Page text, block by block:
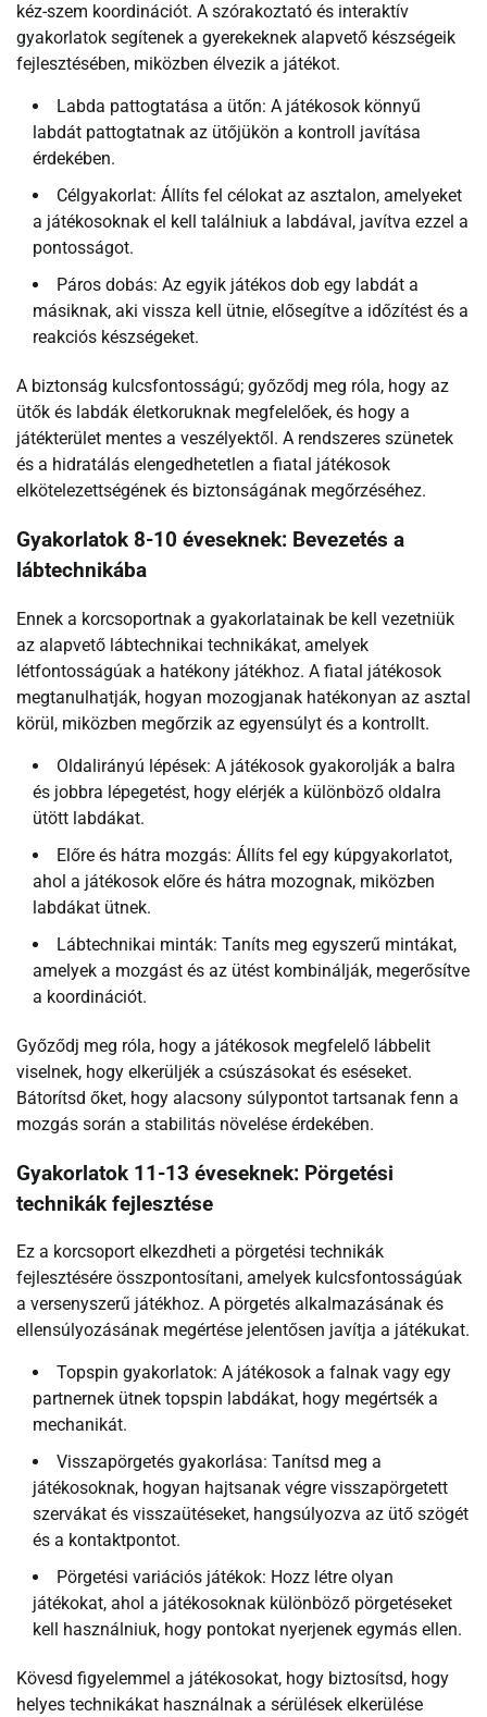
kéz-szem koordinációt. A szórakoztató és interaktív
gyakorlatok segítenek a gyerekeknek alapvető készségeik
fejlesztésében, miközben élvezik a játékot.
Labda pattogtatása a ütőn: A játékosok könnyű
labdát pattogtatnak az ütőjükön a kontroll javítása
érdekében.
Célgyakorlat: Állíts fel célokat az asztalon, amelyeket
a játékosoknak el kell találniuk a labdával, javítva ezzel a
pontosságot.
Páros dobás: Az egyik játékos dob egy labdát a
másiknak, aki vissza kell ütnie, elősegítve a időzítést és a
reakciós készségeket.
A biztonság kulcsfontosságú; győződj meg róla, hogy az
ütők és labdák életkoruknak megfelelőek, és hogy a
játékterület mentes a veszélyektől. A rendszeres szünetek
és a hidratálás elengedhetetlen a fiatal játékosok
elkötelezettségének és biztonságának megőrzéséhez.
Gyakorlatok 8-10 éveseknek: Bevezetés a
lábtechnikába
Ennek a korcsoportnak a gyakorlatainak be kell vezetniük
az alapvető lábtechnikai technikákat, amelyek
létfontosságúak a hatékony játékhoz. A fiatal játékosok
megtanulhatják, hogyan mozogjanak hatékonyan az asztal
körül, miközben megőrzik az egyensúlyt és a kontrollt.
Oldalirányú lépések: A játékosok gyakorolják a balra
és jobbra lépegetést, hogy elérjék a különböző oldalra
ütött labdákat.
Előre és hátra mozgás: Állíts fel egy kúpgyakorlatot,
ahol a játékosok előre és hátra mozognak, miközben
labdákat ütnek.
Lábtechnikai minták: Taníts meg egyszerű mintákat,
amelyek a mozgást és az ütést kombinálják, megerősítve
a koordinációt.
Győződj meg róla, hogy a játékosok megfelelő lábbelit
viselnek, hogy elkerüljék a csúszásokat és eséseket.
Bátorítsd őket, hogy alacsony súlypontot tartsanak fenn a
mozgás során a stabilitás növelése érdekében.
Gyakorlatok 11-13 éveseknek: Pörgetési
technikák fejlesztése
Ez a korcsoport elkezdheti a pörgetési technikák
fejlesztésére összpontosítani, amelyek kulcsfontosságúak
a versenyszerű játékhoz. A pörgetés alkalmazásának és
ellensúlyozásának megértése jelentősen javítja a játékukat.
Topspin gyakorlatok: A játékosok a falnak vagy egy
partnernek ütnek topspin labdákat, hogy megértsék a
mechanikát.
Visszapörgetés gyakorlása: Tanítsd meg a
játékosoknak, hogyan hajtsanak végre visszapörgetett
szervákat és visszaütéseket, hangsúlyozva az ütő szögét
és a kontaktpontot.
Pörgetési variációs játékok: Hozz létre olyan
játékokat, ahol a játékosoknak különböző pörgetéseket
kell használniuk, hogy pontokat nyerjenek egymás ellen.
Kövesd figyelemmel a játékosokat, hogy biztosítsd, hogy
helyes technikákat használnak a sérülések elkerülése